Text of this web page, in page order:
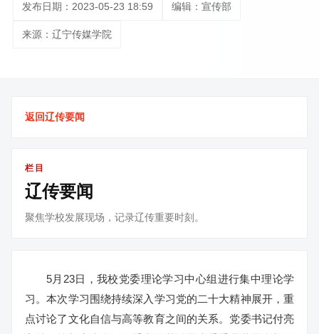
发布日期：2023-05-23 18:59 编辑：宣传部
来源：辽宁传媒学院
返回辽传要闻
栏目
辽传要闻
聚焦学校发展现场，记录辽传重要时刻。
5月23日，我校党委理论学习中心组进行集中理论学
习。本次学习围绕持续深入学习党的二十大精神展开，重
点讨论了文化自信与高等教育之间的关系。党委书记付亮